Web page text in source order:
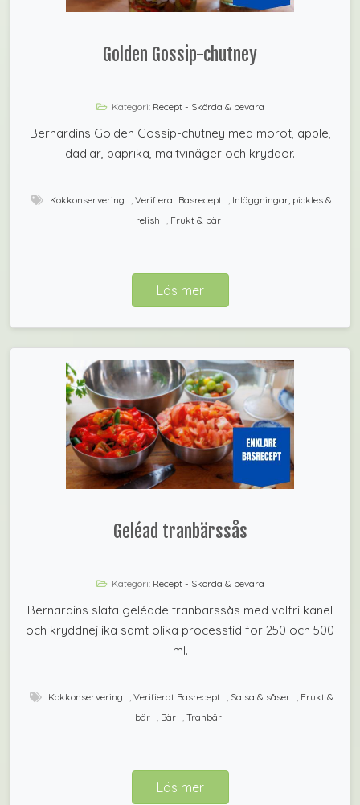
Golden Gossip-chutney
Kategori: Recept - Skörda & bevara
Bernardins Golden Gossip-chutney med morot, äpple,
dadlar, paprika, maltvinäger och kryddor.
Läs mer
Kokkonservering , Verifierat Basrecept , Inläggningar, pickles &
relish , Frukt & bär
Geléad tranbärssås
Kategori: Recept - Skörda & bevara
Bernardins släta geléade tranbärssås med valfri kanel
och kryddnejlika samt olika processtid för 250 och 500
ml.
Läs mer
Kokkonservering , Verifierat Basrecept , Salsa & såser , Frukt &
bär , Bär , Tranbär